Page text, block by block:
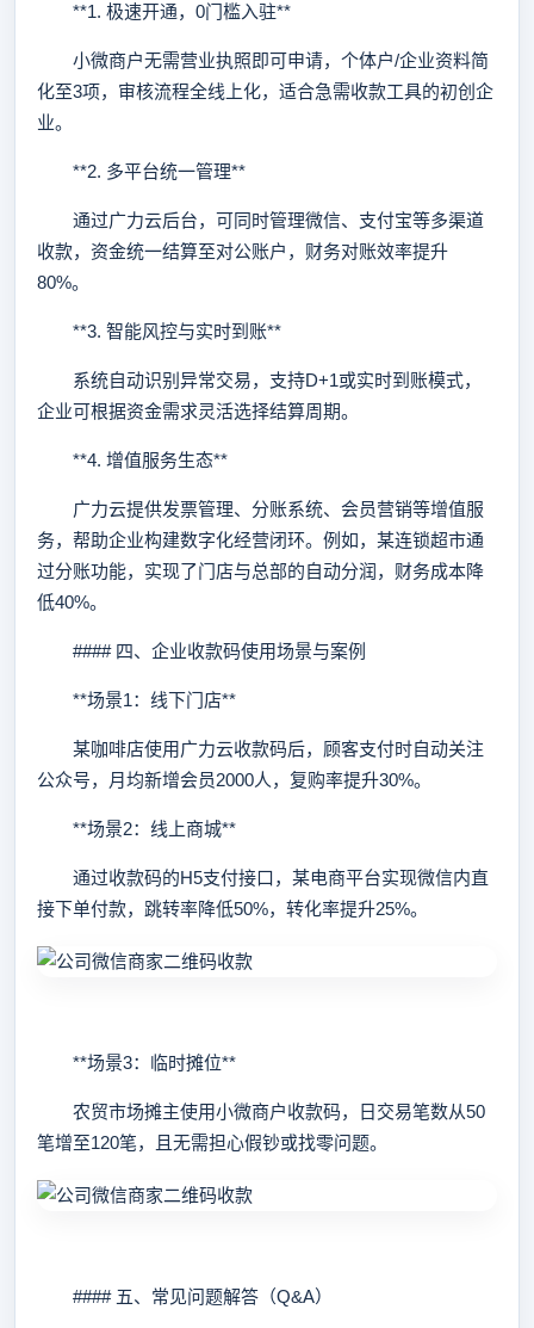
**1. 极速开通，0门槛入驻**
小微商户无需营业执照即可申请，个体户/企业资料简
化至3项，审核流程全线上化，适合急需收款工具的初创企
业。
**2. 多平台统一管理**
通过广力云后台，可同时管理微信、支付宝等多渠道
收款，资金统一结算至对公账户，财务对账效率提升
80%。
**3. 智能风控与实时到账**
系统自动识别异常交易，支持D+1或实时到账模式，
企业可根据资金需求灵活选择结算周期。
**4. 增值服务生态**
广力云提供发票管理、分账系统、会员营销等增值服
务，帮助企业构建数字化经营闭环。例如，某连锁超市通
过分账功能，实现了门店与总部的自动分润，财务成本降
低40%。
#### 四、企业收款码使用场景与案例
**场景1：线下门店**
某咖啡店使用广力云收款码后，顾客支付时自动关注
公众号，月均新增会员2000人，复购率提升30%。
**场景2：线上商城**
通过收款码的H5支付接口，某电商平台实现微信内直
接下单付款，跳转率降低50%，转化率提升25%。
**场景3：临时摊位**
农贸市场摊主使用小微商户收款码，日交易笔数从50
笔增至120笔，且无需担心假钞或找零问题。
#### 五、常见问题解答（Q&A）